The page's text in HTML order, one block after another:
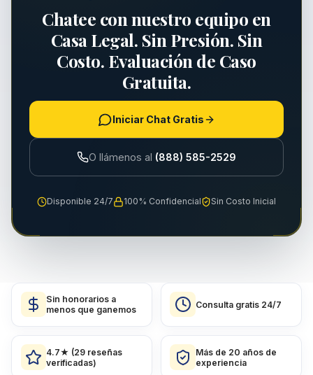
Chatee con nuestro equipo en
Casa Legal. Sin Presión. Sin
Costo. Evaluación de Caso
Gratuita.
Iniciar Chat Gratis
O llámenos al (888) 585-2529
Disponible 24/7 100% Confidencial Sin Costo Inicial
Sin honorarios a
menos que ganemos
Consulta gratis 24/7
4.7★ (29 reseñas
verificadas)
Más de 20 años de
experiencia